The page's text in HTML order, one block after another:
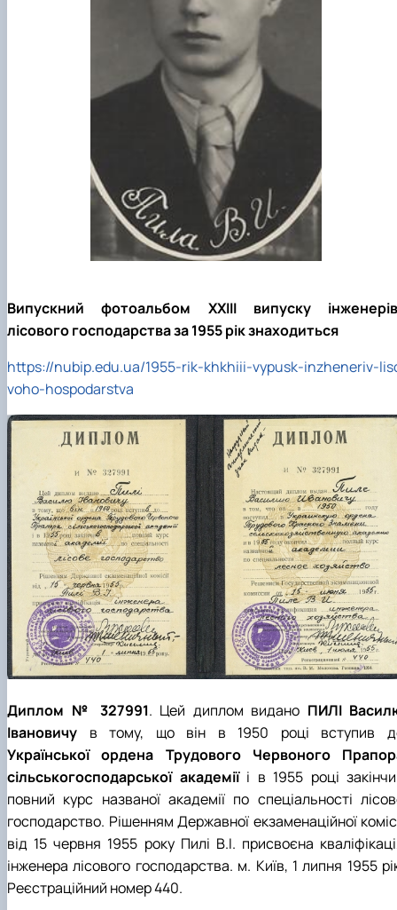
Випускний фотоальбом XXIII випуску
лісового господарства за 1955 рік знаходиться
https://nubip.edu.ua/1955-rik-khkhiii-vypusk-inzheneriv-
voho-hospodarstva
Диплом № 327991. Цей диплом видано ПИЛІ
Івановичу в тому, що він в 1950 році вступив
Української ордена Трудового Червоного
сільськогосподарської академіїі в 1955 році
повний курс названої академії по спеціальності
господарство. Рішенням Державної екзаменаційної
від 15 червня 1955 року Пилі В.І. присвоєна
інженера лісового господарства. м. Київ, 1 липня 1955
Реєстраційний номер 440.